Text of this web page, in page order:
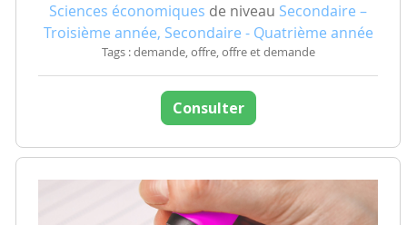
Sciences économiques de niveau Secondaire –
Troisième année, Secondaire - Quatrième année
Tags : demande, offre, offre et demande
Consulter